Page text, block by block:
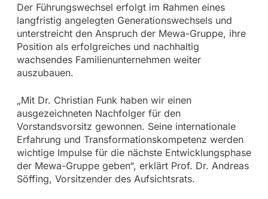
Der Führungswechsel erfolgt im Rahmen eines
langfristig angelegten Generationswechsels und
unterstreicht den Anspruch der Mewa-Gruppe, ihre
Position als erfolgreiches und nachhaltig
wachsendes Familienunternehmen weiter
auszubauen.
„Mit Dr. Christian Funk haben wir einen
ausgezeichneten Nachfolger für den
Vorstandsvorsitz gewonnen. Seine internationale
Erfahrung und Transformationskompetenz werden
wichtige Impulse für die nächste Entwicklungsphase
der Mewa-Gruppe geben“, erklärt Prof. Dr. Andreas
Söffing, Vorsitzender des Aufsichtsrats.